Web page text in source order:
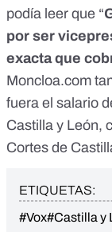
podía leer que “
por ser
exacta que
Moncloa.com
fuera el salario
Castilla y León,
Cortes de
ETIQUETAS:
#Vox#Castilla y